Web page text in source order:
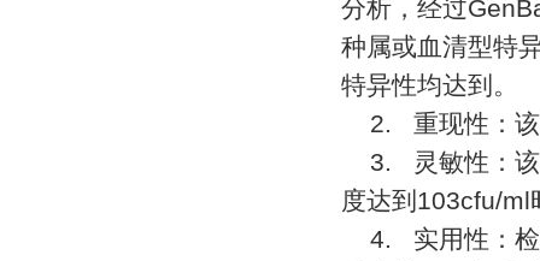
分析，经过
种属或血清型特
特异性均达到。
2. 重现性：
3. 灵敏性：
度达到 103cfu/ml
4. 实用性：